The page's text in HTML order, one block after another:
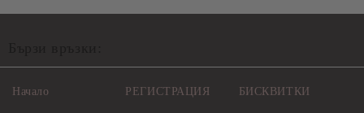
Начало РЕГИСТРАЦИЯ БИСКВИТКИ